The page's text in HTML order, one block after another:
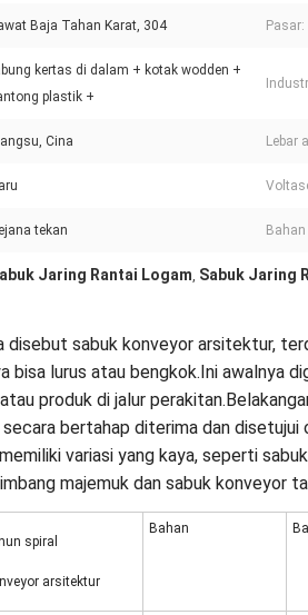
Baja Tahan Karat, 304 Pasar:
kertas di dalam + kotak wodden +
plastik +
Cina Lebar
tekan
Jaring Rantai Logam, Sabuk Jaring
disebut sabuk konveyor arsitektur,
bisa lurus atau bengkok.Ini awalnya
produk di jalur
bertahap diterima dan
variasi yang kaya, seperti
majemuk dan sabuk konveyor
spiral
arsitektur
Bahan